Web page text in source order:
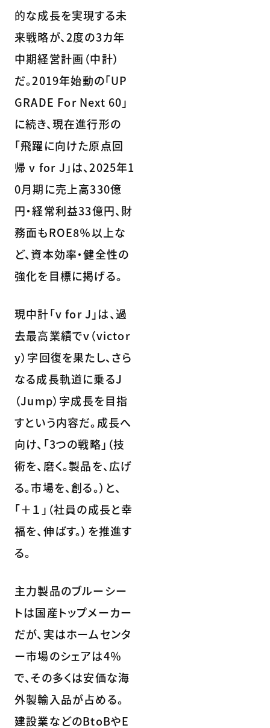
的な成長を実現する未
来戦略が、2度の3カ年
中期経営計画（中計）
だ。2019年始動の「UP
GRADE For Next 60」
に続き、現在進行形の
「飛躍に向けた原点回
帰 v for J」は、2025年1
0月期に売上高330億
円・経常利益33億円、財
務面もROE8％以上な
ど、資本効率・健全性の
強化を目標に掲げる。
現中計「v for J」は、過
去最高業績でv（victor
y）字回復を果たし、さら
なる成長軌道に乗るJ
（Jump）字成長を目指
すという内容だ。成長へ
向け、「3つの戦略」（技
術を、磨く。製品を、広げ
る。市場を、創る。）と、
「＋１」（社員の成長と幸
福を、伸ばす。）を推進す
る。
主力製品のブルーシー
トは国産トップメーカー
だが、実はホームセンタ
ー市場のシェアは4％
で、その多くは安価な海
外製輸入品が占める。
建設業などのBtoBやE